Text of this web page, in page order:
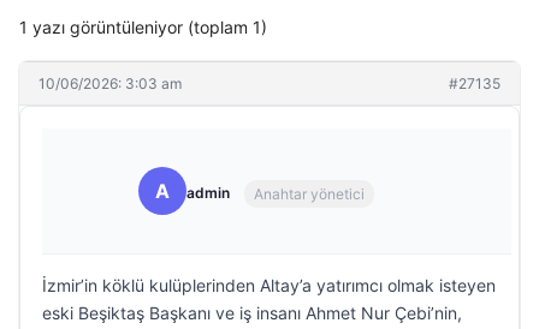
1 yazı görüntüleniyor (toplam 1)
10/06/2026: 3:03 am #27135
A admin Anahtar yönetici
İzmir’in köklü kulüplerinden Altay’a yatırımcı olmak isteyen
eski Beşiktaş Başkanı ve iş insanı Ahmet Nur Çebi’nin,